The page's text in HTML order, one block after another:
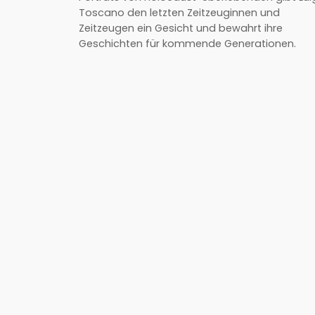
Toscano den letzten Zeitzeuginnen und
Zeitzeugen ein Gesicht und bewahrt ihre
Geschichten für kommende Generationen.